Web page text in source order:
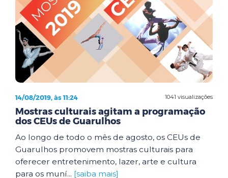
1041 visualizações
14/08/2019, às 11:24
Mostras culturais agitam a programação
dos CEUs de Guarulhos
Ao longo de todo o mês de agosto, os CEUs de
Guarulhos promovem mostras culturais para
oferecer entretenimento, lazer, arte e cultura
para os muní... [saiba mais]